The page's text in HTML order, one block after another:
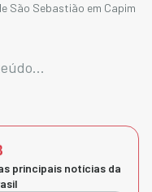
São Sebastião em Capim
principais notícias da